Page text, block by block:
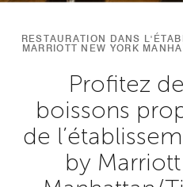
RESTAURATION DANS
MARRIOTT NEW YORK
Profitez
boissons
de
by